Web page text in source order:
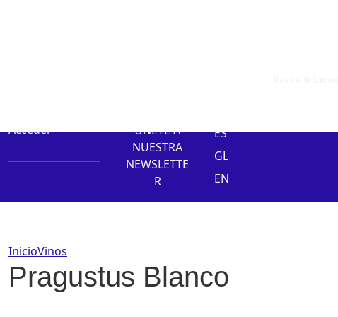
Acceder
ÚNETE A
NUESTRA
NEWSLETTE
R
ES
GL
EN
InicioVinos
Pragustus Blanco